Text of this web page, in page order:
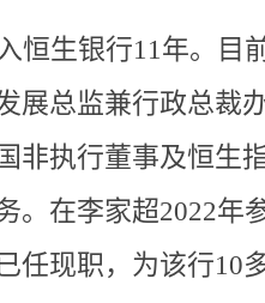
恒生银行11年。目
展总监兼行政总裁
非执行董事及恒生
。在李家超2022年
任现职，为该行10